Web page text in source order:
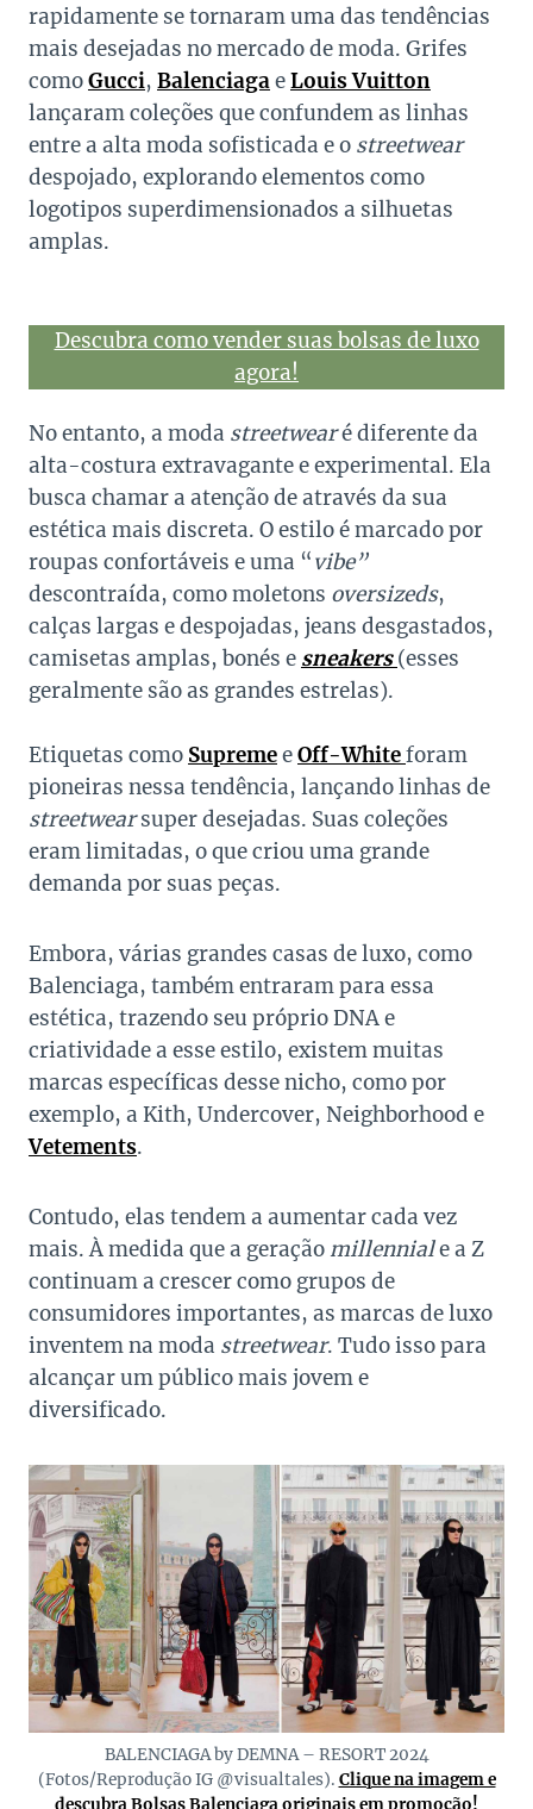
rapidamente se tornaram uma das tendências
mais desejadas no mercado de moda. Grifes
comoGucci, BalenciagaeLouis Vuitton
lançaram coleções que confundem as linhas
entre a alta moda sofisticada e o streetwear
despojado, explorando elementos como
logotipos superdimensionados a silhuetas
amplas.
Descubra como vender suas bolsas de luxo
agora!
No entanto, a moda streetwearé diferente da
alta-costura extravagante e experimental. Ela
busca chamar a atenção de através da sua
estética mais discreta. O estilo é marcado por
roupas confortáveis e uma “vibe”
descontraída, como moletons oversizeds,
calças largas e despojadas, jeans desgastados,
camisetas amplas, bonés e sneakers(esses
geralmente são as grandes estrelas).
Etiquetas como SupremeeOff-Whiteforam
pioneiras nessa tendência, lançando linhas de
streetwearsuper desejadas. Suas coleções
eram limitadas, o que criou uma grande
demanda por suas peças.
Embora, várias grandes casas de luxo, como
Balenciaga, também entraram para essa
estética, trazendo seu próprio DNA e
criatividade a esse estilo, existem muitas
marcas específicas desse nicho, como por
exemplo, a Kith, Undercover, Neighborhood e
Vetements.
Contudo, elas tendem a aumentar cada vez
mais. À medida que a geraçãomillenniale a Z
continuam a crescer como grupos de
consumidores importantes, as marcas de luxo
inventem na moda streetwear. Tudo isso para
alcançar um público mais jovem e
diversificado.
BALENCIAGA by DEMNA – RESORT 2024
(Fotos/Reprodução IG @visualtales). Clique na imagem e
descubra Bolsas Balenciaga originais em promoção!